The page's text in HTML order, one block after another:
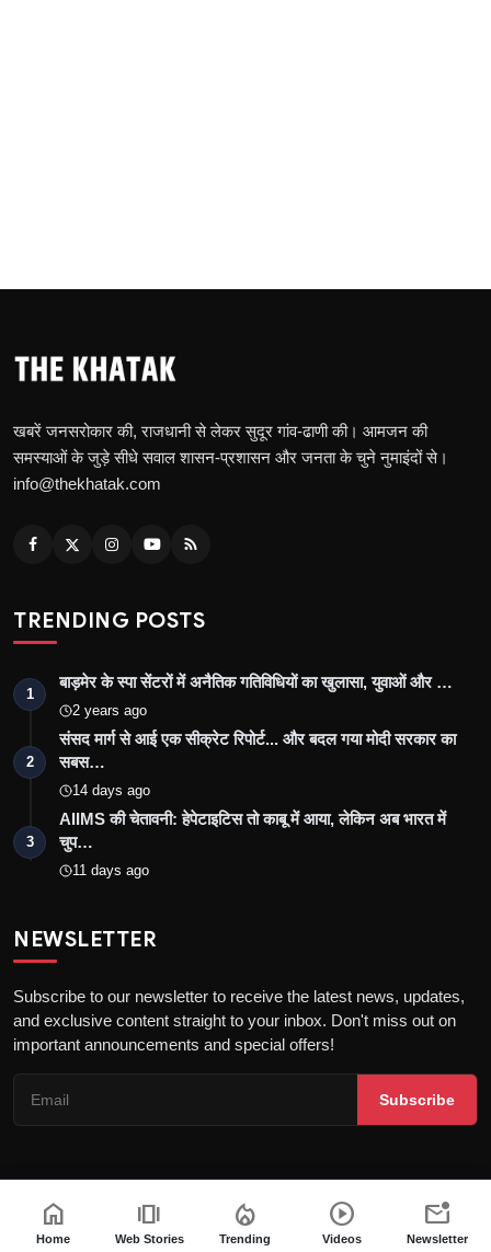
खबरें जनसरोकार की, राजधानी से लेकर सुदूर गांव-ढाणी की। आमजन की
समस्याओं के जुड़े सीधे सवाल शासन-प्रशासन और जनता के चुने नुमाइंदों से।
info@thekhatak.com
TRENDING POSTS
1
बाड़मेर के स्पा सेंटरों में अनैतिक गतिविधियों का खुलासा, युवाओं और …
2 years ago
2
संसद मार्ग से आई एक सीक्रेट रिपोर्ट... और बदल गया मोदी सरकार का
सबस…
14 days ago
3
AIIMS की चेतावनी: हेपेटाइटिस तो काबू में आया, लेकिन अब भारत में
चुप…
11 days ago
NEWSLETTER
Subscribe to our newsletter to receive the latest news, updates,
and exclusive content straight to your inbox. Don't miss out on
important announcements and special offers!
Subscribe
Copyright © 2026 the khatak - All Rights Reserved
About usPrivacy Policy DMCA Policy Terms & Conditions
home
Home
amp_stories
Web Stories
local_fire_department
Trending
play_circle
Videos
mark_email_unread
Newsletter